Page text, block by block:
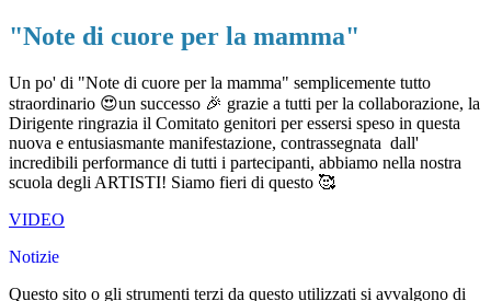
"Note di cuore per la mamma"
Un po' di "Note di cuore per la mamma" semplicemente tutto
straordinario 😍un successo 🎉 grazie a tutti per la collaborazione, la
Dirigente ringrazia il Comitato genitori per essersi speso in questa
nuova e entusiasmante manifestazione, contrassegnata dall'
incredibili performance di tutti i partecipanti, abbiamo nella nostra
scuola degli ARTISTI! Siamo fieri di questo 🥰
VIDEO
Notizie
Questo sito o gli strumenti terzi da questo utilizzati si avvalgono di